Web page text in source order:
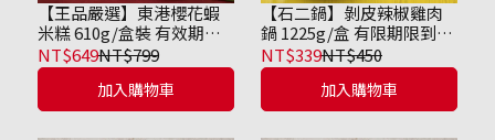
【王品嚴選】東港櫻花蝦
米糕 610g/盒裝 有效期限
到2026/11/13
NT$649NT$799
加入購物車
【石二鍋】剝皮辣椒雞肉
鍋 1225g/盒 有限期限到
2026/11/27
NT$339NT$450
加入購物車